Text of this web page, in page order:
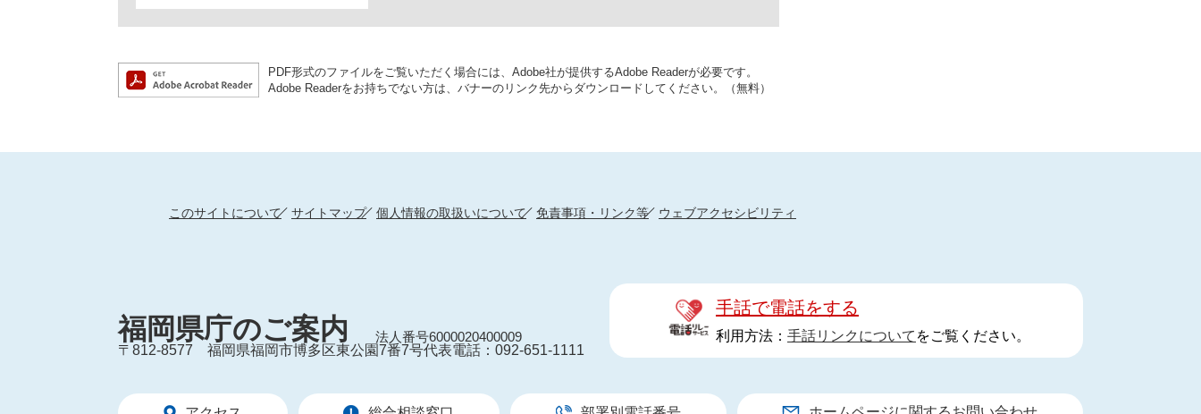
PDF形式のファイルをご覧いただく場合には、Adobe社が提供するAdobe Readerが必要です。
Adobe Readerをお持ちでない方は、バナーのリンク先からダウンロードしてください。（無料）
このサイトについて サイトマップ 個人情報の取扱いについて 免責事項・リンク等 ウェブアクセシビリティ
福岡県庁のご案内
法人番号6000020400009
〒812-8577
福岡県福岡市博多区東公園7番7号代表電話：092-651-1111
手話で電話をする
利用方法： 手話リンクについて をご覧ください。